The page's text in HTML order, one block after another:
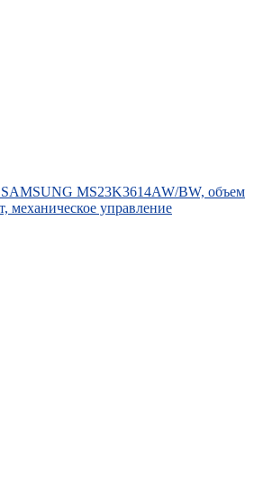
MS23K3614AW/BW, объем
механическое управление